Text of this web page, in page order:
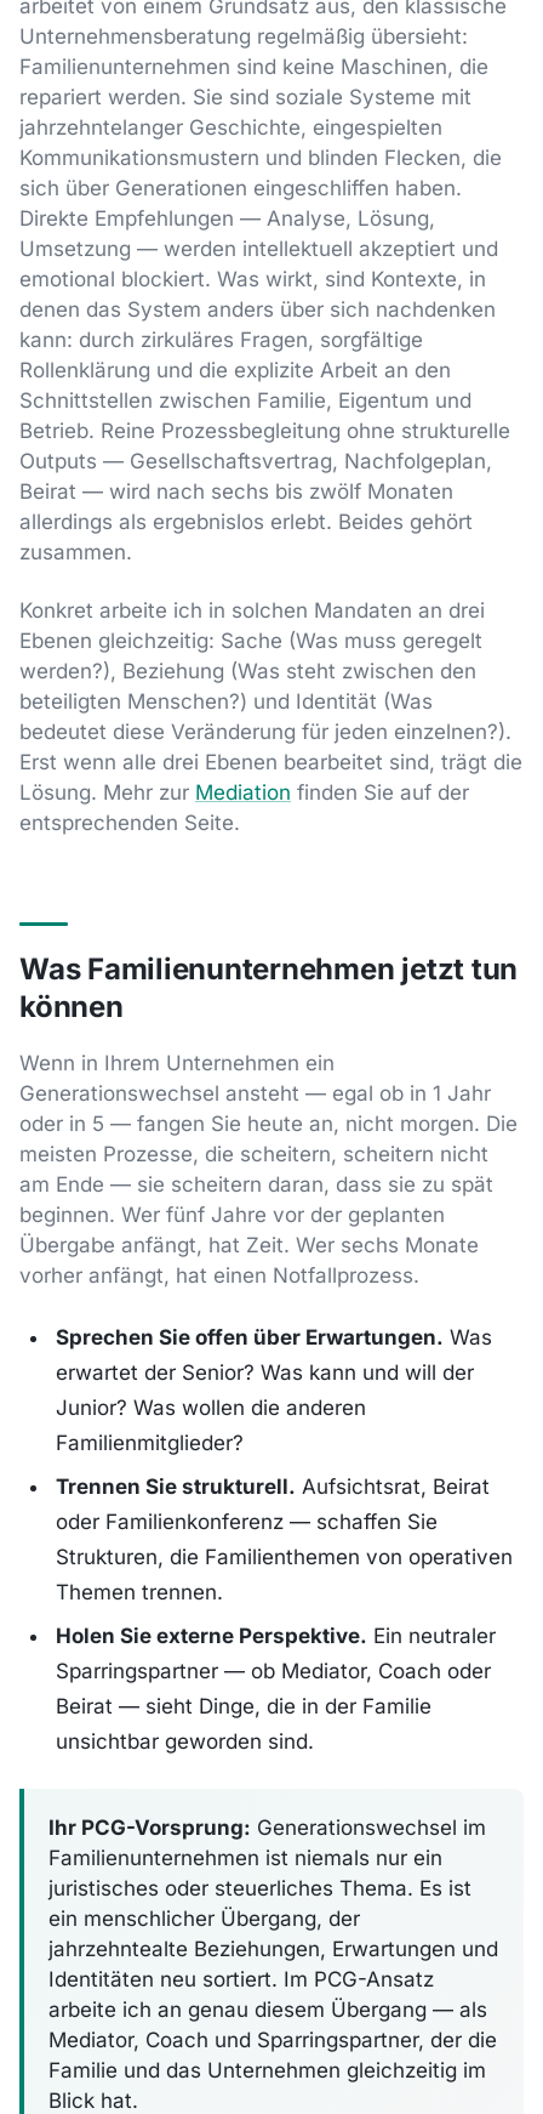
arbeitet von einem Grundsatz aus, den klassische
Unternehmensberatung regelmäßig übersieht:
Familienunternehmen sind keine Maschinen, die
repariert werden. Sie sind soziale Systeme mit
jahrzehntelanger Geschichte, eingespielten
Kommunikationsmustern und blinden Flecken, die
sich über Generationen eingeschliffen haben.
Direkte Empfehlungen — Analyse, Lösung,
Umsetzung — werden intellektuell akzeptiert und
emotional blockiert. Was wirkt, sind Kontexte, in
denen das System anders über sich nachdenken
kann: durch zirkuläres Fragen, sorgfältige
Rollenklärung und die explizite Arbeit an den
Schnittstellen zwischen Familie, Eigentum und
Betrieb. Reine Prozessbegleitung ohne strukturelle
Outputs — Gesellschaftsvertrag, Nachfolgeplan,
Beirat — wird nach sechs bis zwölf Monaten
allerdings als ergebnislos erlebt. Beides gehört
zusammen.
Konkret arbeite ich in solchen Mandaten an drei
Ebenen gleichzeitig: Sache (Was muss geregelt
werden?), Beziehung (Was steht zwischen den
beteiligten Menschen?) und Identität (Was
bedeutet diese Veränderung für jeden einzelnen?).
Erst wenn alle drei Ebenen bearbeitet sind, trägt die
Lösung. Mehr zur Mediation finden Sie auf der
entsprechenden Seite.
Was Familienunternehmen jetzt tun
können
Wenn in Ihrem Unternehmen ein
Generationswechsel ansteht — egal ob in 1 Jahr
oder in 5 — fangen Sie heute an, nicht morgen. Die
meisten Prozesse, die scheitern, scheitern nicht
am Ende — sie scheitern daran, dass sie zu spät
beginnen. Wer fünf Jahre vor der geplanten
Übergabe anfängt, hat Zeit. Wer sechs Monate
vorher anfängt, hat einen Notfallprozess.
Sprechen Sie offen über Erwartungen. Was
erwartet der Senior? Was kann und will der
Junior? Was wollen die anderen
Familienmitglieder?
Trennen Sie strukturell. Aufsichtsrat, Beirat
oder Familienkonferenz — schaffen Sie
Strukturen, die Familienthemen von operativen
Themen trennen.
Holen Sie externe Perspektive. Ein neutraler
Sparringspartner — ob Mediator, Coach oder
Beirat — sieht Dinge, die in der Familie
unsichtbar geworden sind.
Ihr PCG-Vorsprung: Generationswechsel im
Familienunternehmen ist niemals nur ein
juristisches oder steuerliches Thema. Es ist
ein menschlicher Übergang, der
jahrzehntealte Beziehungen, Erwartungen und
Identitäten neu sortiert. Im PCG-Ansatz
arbeite ich an genau diesem Übergang — als
Mediator, Coach und Sparringspartner, der die
Familie und das Unternehmen gleichzeitig im
Blick hat.